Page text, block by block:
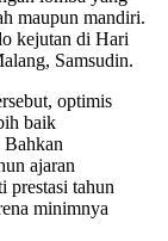
maupun mandiri.
kejutan di Hari
Samsudin.
optimis
baik
Bahkan
ajaran
prestasi tahun
minimnya